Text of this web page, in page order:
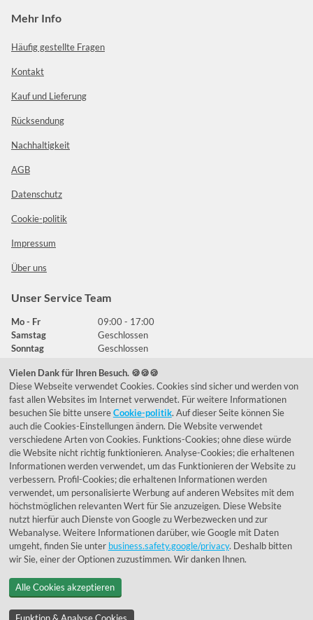
Mehr Info
Häufig gestellte Fragen
Kontakt
Kauf und Lieferung
Rücksendung
Nachhaltigkeit
AGB
Datenschutz
Cookie-politik
Impressum
Über uns
Unser Service Team
Mo - Fr
09:00 - 17:00
Samstag
Geschlossen
Sonntag
Geschlossen
Häufig gestellte Fragen
039292 - 678215
de@lumidora.com
FacebookInstagram
Kundenmeinungen
Exzellent - eKomi.de
Vielen Dank für Ihren Besuch. 🍪🍪🍪
Diese Webseite verwendet Cookies. Cookies sind sicher und werden von
fast allen Websites im Internet verwendet. Für weitere Informationen
besuchen Sie bitte unsereCookie-politik. Auf dieser Seite können Sie
auch die Cookies-Einstellungen ändern. Die Website verwendet
verschiedene Arten von Cookies. Funktions-Cookies; ohne diese würde
die Website nicht richtig funktionieren. Analyse-Cookies; die erhaltenen
Informationen werden verwendet, um das Funktionieren der Website zu
verbessern. Profil-Cookies; die erhaltenen Informationen werden
verwendet, um personalisierte Werbung auf anderen Websites mit dem
höchstmöglichen relevanten Wert für Sie anzuzeigen. Diese Website
nutzt hierfür auch Dienste von Google zu Werbezwecken und zur
Webanalyse. Weitere Informationen darüber, wie Google mit Daten
umgeht, finden Sie unter business.safety.google/privacy. Deshalb bitten
wir Sie, einer der Optionen zuzustimmen. Wir danken Ihnen.
Alle Cookies akzeptieren